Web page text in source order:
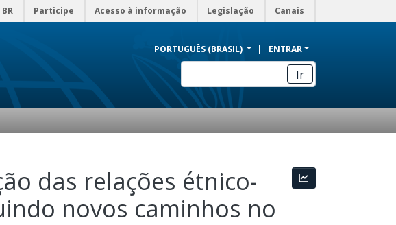
Participe Acesso à informação Legislação Canais
PORTUGUÊS (BRASIL) ENTRAR
Ir
das relações étnico-
novos caminhos no